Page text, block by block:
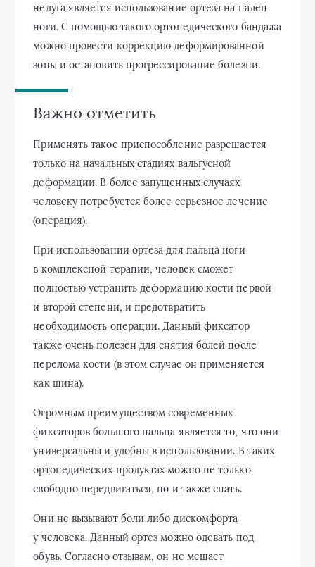
недуга является использование ортеза на палец
ноги. С помощью такого ортопедического бандажа
можно провести коррекцию деформированной
зоны и остановить прогрессирование болезни.
Важно отметить
Применять такое приспособление разрешается
только на начальных стадиях вальгусной
деформации. В более запущенных случаях
человеку потребуется более серьезное лечение
(операция).
При использовании ортеза для пальца ноги
в комплексной терапии, человек сможет
полностью устранить деформацию кости первой
и второй степени, и предотвратить
необходимость операции. Данный фиксатор
также очень полезен для снятия болей после
перелома кости (в этом случае он применяется
как шина).
Огромным преимуществом современных
фиксаторов большого пальца является то, что они
универсальны и удобны в использовании. В таких
ортопедических продуктах можно не только
свободно передвигаться, но и также спать.
Они не вызывают боли либо дискомфорта
у человека. Данный ортез можно одевать под
обувь. Согласно отзывам, он не мешает